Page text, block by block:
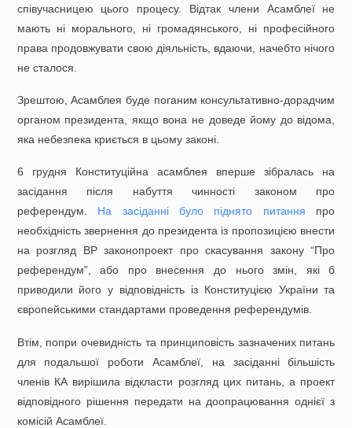
співучасницею цього процесу. Відтак члени Асамблеї не
мають ні морального, ні громадянського, ні професійного
права продовжувати свою діяльність, вдаючи, начебто нічого
не сталося.
Зрештою, Асамблея буде поганим консультативно-дорадчим
органом президента, якщо вона не доведе йому до відома,
яка небезпека криється в цьому законі.
6 грудня Конституційна асамблея вперше зібралась на
засідання після набуття чинності законом про
референдум. На засіданні було піднято питання про
необхідність звернення до президента із пропозицією внести
на розгляд ВР законопроект про скасування закону “Про
референдум”, або про внесення до нього змін, які б
приводили його у відповідність із Конституцією України та
європейськими стандартами проведення референдумів.
Втім, попри очевидність та принциповість зазначених питань
для подальшої роботи Асамблеї, на засіданні більшість
членів КА вирішила відкласти розгляд цих питань, а проект
відповідного рішення передати на доопрацювання однієї з
комісій Асамблеї.